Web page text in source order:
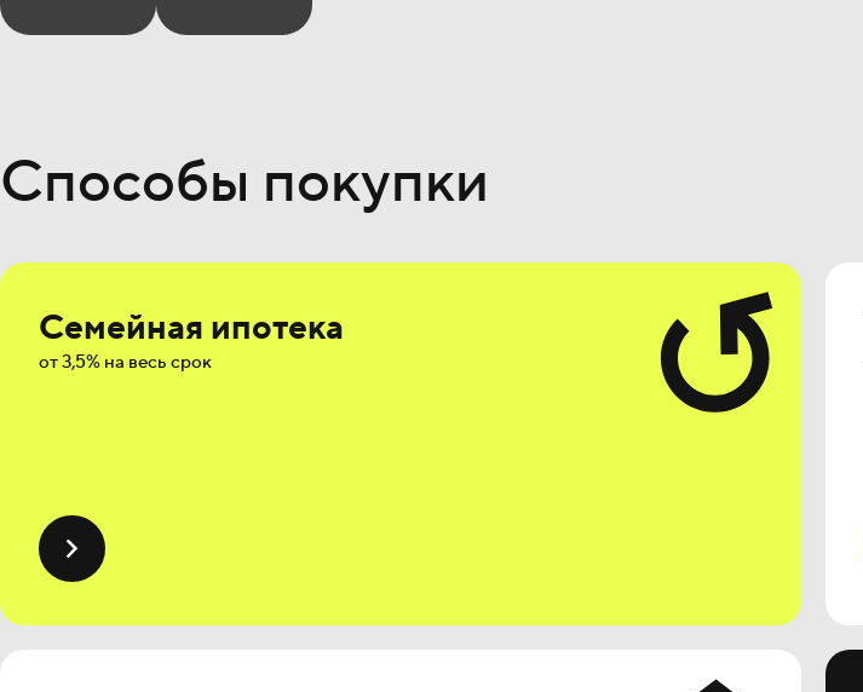
Способы покупки
Семейная ипотека
от 3,5% на весь срок